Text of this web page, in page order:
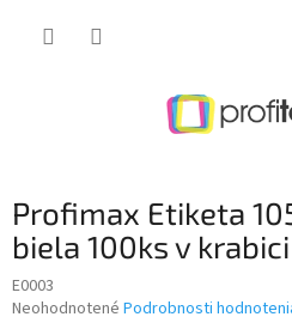
Profimax Etiketa
biela 100ks v
E0003
Priemerné
Neohodnotené Podrobnosti